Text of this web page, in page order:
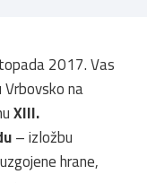
2017. Vas
na
XIII.
– izložbu
hrane,